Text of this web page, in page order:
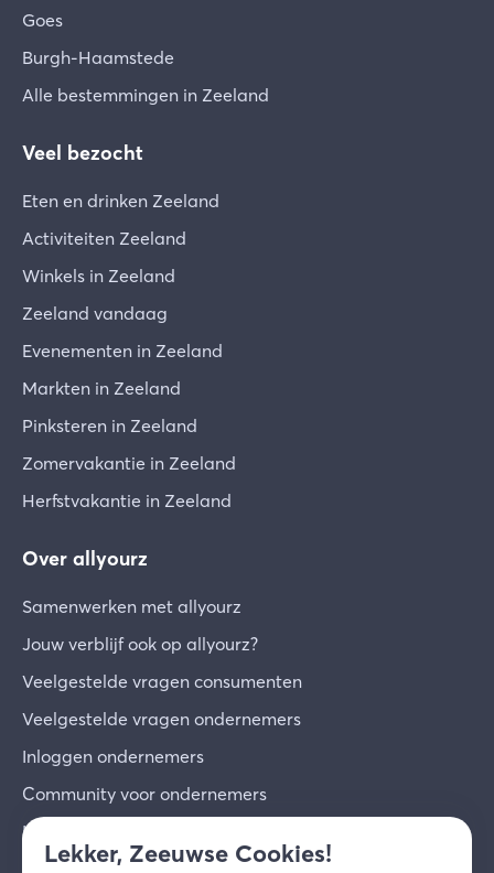
Goes
Burgh-Haamstede
Alle bestemmingen in Zeeland
Veel bezocht
Eten en drinken Zeeland
Activiteiten Zeeland
Winkels in Zeeland
Zeeland vandaag
Evenementen in Zeeland
Markten in Zeeland
Pinksteren in Zeeland
Zomervakantie in Zeeland
Herfstvakantie in Zeeland
Over allyourz
Samenwerken met allyourz
Jouw verblijf ook op allyourz?
Veelgestelde vragen consumenten
Veelgestelde vragen ondernemers
Inloggen ondernemers
Community voor ondernemers
Inschrijven voor de nieuwsbrief
Over ons
Lekker, Zeeuwse Cookies!